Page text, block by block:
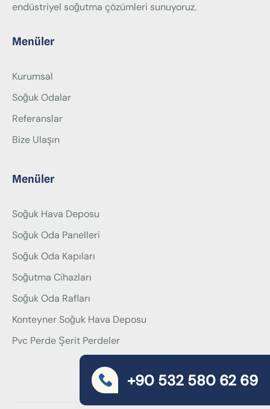
endüstriyel soğutma çözümleri sunuyoruz.
Menüler
Kurumsal
Soğuk Odalar
Referanslar
Bize Ulaşın
Menüler
Soğuk Hava Deposu
Soğuk Oda Panelleri
Soğuk Oda Kapıları
Soğutma Cihazları
Soğuk Oda Rafları
Konteyner Soğuk Hava Deposu
Pvc Perde Şerit Perdeler
+90 532 580 62 69